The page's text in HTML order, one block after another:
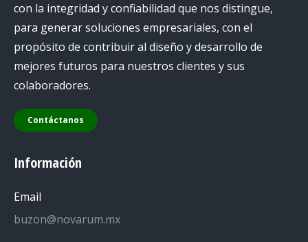
con la integridad y confiabilidad que nos distingue,
para generar soluciones empresariales, con el
propósito de contribuir al diseño y desarrollo de
mejores futuros para nuestros clientes y sus
colaboradores.
Contáctanos
Información
Email
buzon@novarum.mx